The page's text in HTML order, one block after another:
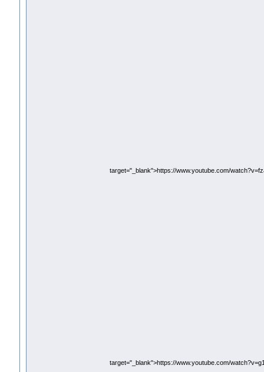
target="_blank">https://www.youtube.com/
target="_blank">https://www.youtube.com/